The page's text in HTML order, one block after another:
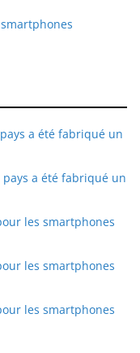
a été fabriqué un
a été fabriqué un
les smartphones
les smartphones
les smartphones